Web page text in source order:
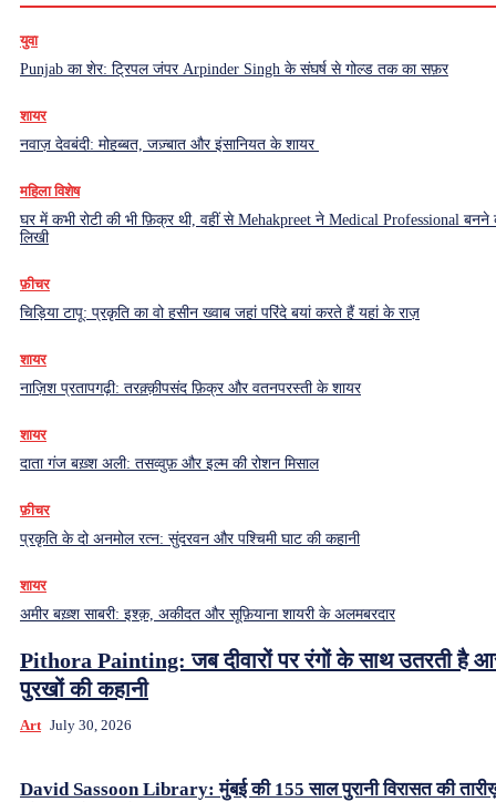
युवा
Punjab का शेर: ट्रिपल जंपर Arpinder Singh के संघर्ष से गोल्ड तक का सफ़र
शायर
नवाज़ देवबंदी: मोहब्बत, जज़्बात और इंसानियत के शायर
महिला विशेष
घर में कभी रोटी की भी फ़िक्र थी, वहीं से Mehakpreet ने Medical Professional बनने
लिखी
फ़ीचर
चिड़िया टापू: प्रकृति का वो हसीन ख्वाब जहां परिंदे बयां करते हैं यहां के राज़
शायर
नाज़िश प्रतापगढ़ी: तरक़्क़ीपसंद फ़िक्र और वतनपरस्ती के शायर
शायर
दाता गंज बख़्श अली: तसव्वुफ़ और इल्म की रोशन मिसाल
फ़ीचर
प्रकृति के दो अनमोल रत्न: सुंदरवन और पश्चिमी घाट की कहानी
शायर
अमीर बख़्श साबरी: इश्क़, अकीदत और सूफ़ियाना शायरी के अलमबरदार
Pithora Painting: जब दीवारों पर रंगों के साथ उतरती है
पुरखों की कहानी
Art July 30, 2026
David Sassoon Library: मुंबई की 155 साल पुरानी विरासत की